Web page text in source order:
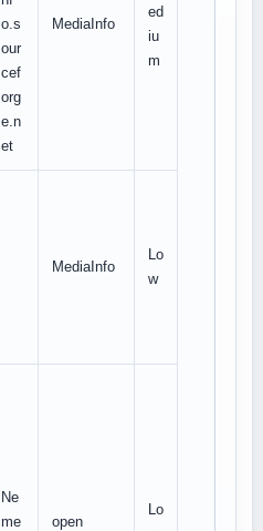
o.s
our
cef
org
e.n
et
MediaInfo
ed
iu
m
MediaInfo
Lo
w
Ne
me
open
Lo